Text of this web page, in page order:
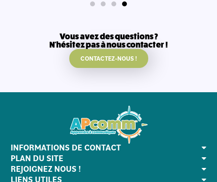
Vous avez des questions ?
N'hésitez pas à nous contacter !
CONTACTEZ-NOUS !
INFORMATIONS DE CONTACT
PLAN DU SITE
REJOIGNEZ NOUS !
LIENS UTILES